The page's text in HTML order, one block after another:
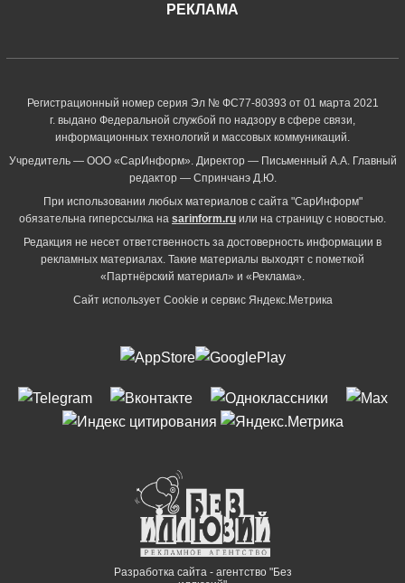
РЕКЛАМА
Регистрационный номер серия Эл № ФС77-80393 от 01 марта 2021
г. выдано Федеральной службой по надзору в сфере связи,
информационных технологий и массовых коммуникаций.
Учредитель — ООО «СарИнформ». Директор — Письменный А.А. Главный
редактор — Спринчанэ Д.Ю.
При использовании любых материалов с сайта "СарИнформ"
обязательна гиперссылка на sarinform.ru или на страницу с новостью.
Редакция не несет ответственность за достоверность информации в
рекламных материалах. Такие материалы выходят с пометкой
«Партнёрский материал» и «Реклама».
Сайт использует Cookie и сервиc Яндекс.Метрика
Разработка сайта - агентство "Без